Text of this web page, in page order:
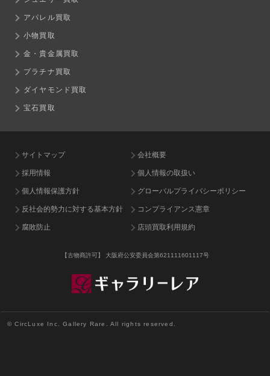
アパレル買取
小物買取
金・貴金属買取
プラチナ買取
ダイヤモンド買取
宝石買取
サイトマップ 会社概要
採用情報 個人情報の取扱い
個人情報保護方針 グローバルプライバシーポリシー
反社会的勢力に対する基本方針 コンプライアンス憲章
腐敗防止 店頭買取利用規約
【古物商許可】 大阪府公安委員会第621111601117号
© CircLuxe Inc. Gallery Rare. All rights reserved.